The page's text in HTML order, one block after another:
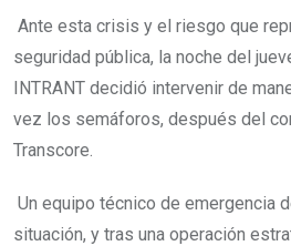
Ante esta crisis y el riesgo que
seguridad pública, la noche del
INTRANT decidió intervenir de
vez los semáforos, después del
Transcore.
Un equipo técnico de emergencia
situación, y tras una operación